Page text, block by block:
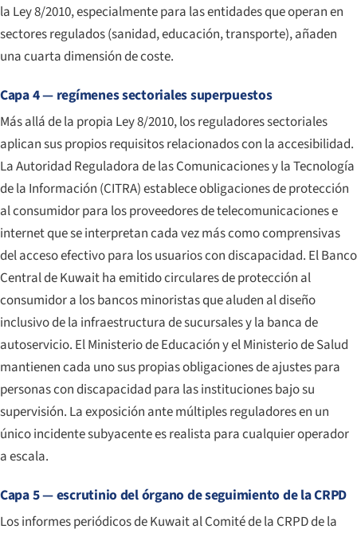
la Ley 8/2010, especialmente para las entidades que operan en
sectores regulados (sanidad, educación, transporte), añaden
una cuarta dimensión de coste.
Capa 4 — regímenes sectoriales superpuestos
Más allá de la propia Ley 8/2010, los reguladores sectoriales
aplican sus propios requisitos relacionados con la accesibilidad.
La Autoridad Reguladora de las Comunicaciones y la Tecnología
de la Información (CITRA) establece obligaciones de protección
al consumidor para los proveedores de telecomunicaciones e
internet que se interpretan cada vez más como comprensivas
del acceso efectivo para los usuarios con discapacidad. El Banco
Central de Kuwait ha emitido circulares de protección al
consumidor a los bancos minoristas que aluden al diseño
inclusivo de la infraestructura de sucursales y la banca de
autoservicio. El Ministerio de Educación y el Ministerio de Salud
mantienen cada uno sus propias obligaciones de ajustes para
personas con discapacidad para las instituciones bajo su
supervisión. La exposición ante múltiples reguladores en un
único incidente subyacente es realista para cualquier operador
a escala.
Capa 5 — escrutinio del órgano de seguimiento de la CRPD
Los informes periódicos de Kuwait al Comité de la CRPD de la